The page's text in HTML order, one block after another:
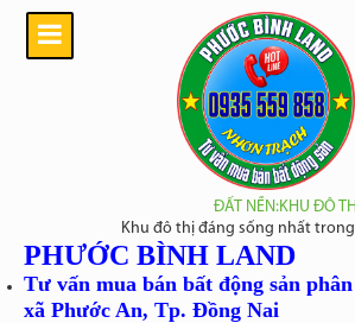
ĐẤT NỀN:KHU ĐÔ
Khu đô thị đáng sống nhất
PHƯỚC BÌNH LAND
Tư vấn mua bán bất động sản
xã Phước An, Tp. Đồng Nai